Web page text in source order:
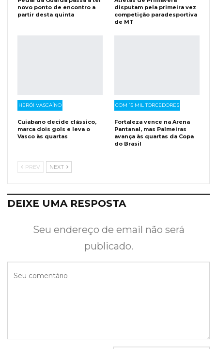
novo ponto de encontro a
partir desta quinta
disputam pela primeira vez
competição paradesportiva
de MT
HERÓI VASCAÍNO
Cuiabano decide clássico,
marca dois gols e leva o
Vasco às quartas
COM 15 MIL TORCEDORES
Fortaleza vence na Arena
Pantanal, mas Palmeiras
avança às quartas da Copa
do Brasil
PREV NEXT
DEIXE UMA RESPOSTA
Seu endereço de email não será
publicado.